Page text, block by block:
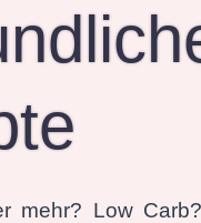
mehr? Low Carb?